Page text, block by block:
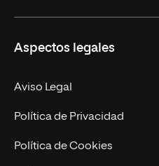
Doctorados
Experto Universitario
Postgrados
Cursos Universitarios
Facultades
Nuestro Equipo
Trabaja en UNIR
Actualidad
Aspectos legales
Aviso Legal
Política de Privacidad
Política de Cookies